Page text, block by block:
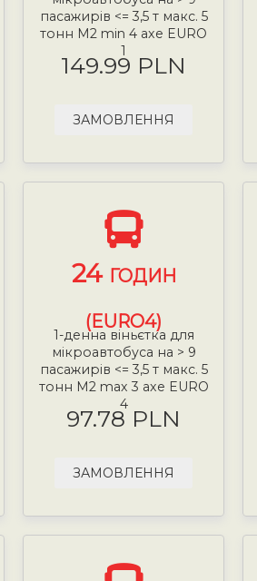
пасажирів <= 3,5 т макс. 5
тонн М2 min 4 axe EURO
1
149.99 PLN
ЗАМОВЛЕННЯ
24 ГОДИН
(EURO4)
1-денна віньєтка для
мікроавтобуса на > 9
пасажирів <= 3,5 т макс. 5
тонн М2 max 3 axe EURO
4
97.78 PLN
ЗАМОВЛЕННЯ